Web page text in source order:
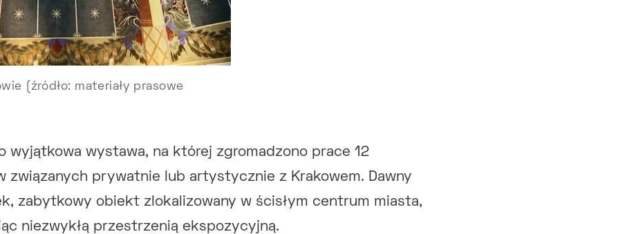
(źródło: materiały prasowe
wyjątkowa wystawa, na której zgromadzono prace 12
związanych prywatnie lub artystycznie z Krakowem. Dawny
zabytkowy obiekt zlokalizowany w ścisłym centrum miasta,
niezwykłą przestrzenią ekspozycyjną.